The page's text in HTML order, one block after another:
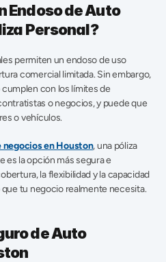
Endoso de Auto
Personal?
permiten un endoso de uso
comercial limitada. Sin embargo,
con los límites de
o negocios, y puede que
o vehículos.
negocios en Houston, una póliza
es la opción más segura e
la flexibilidad y la capacidad
tu negocio realmente necesita.
de Auto